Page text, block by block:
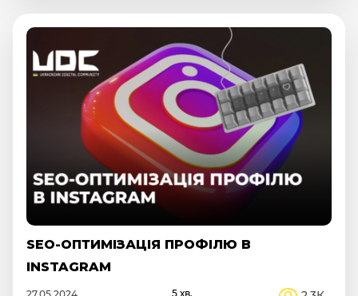
SEO-ОПТИМІЗАЦІЯ ПРОФІЛЮ В
INSTAGRAM
5 хв.